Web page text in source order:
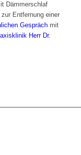
Dämmerschlaf
Entfernung einer
Gesprächmit
Herr Dr.